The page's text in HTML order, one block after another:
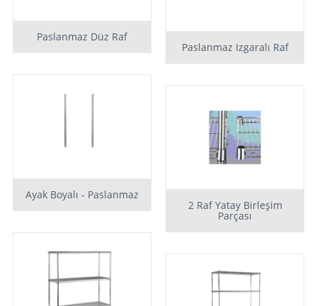
Paslanmaz Düz Raf
Paslanmaz Izgaralı Raf
Ayak Boyalı - Paslanmaz
2 Raf Yatay Birleşim
Parçası